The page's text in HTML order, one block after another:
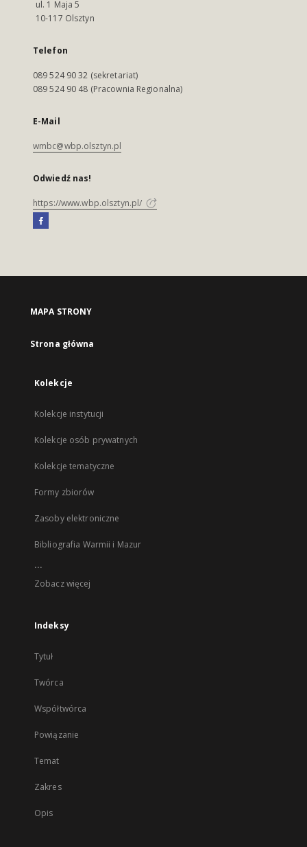
ul. 1 Maja 5
10-117 Olsztyn
Telefon
089 524 90 32 (sekretariat)
089 524 90 48 (Pracownia Regionalna)
E-Mail
wmbc@wbp.olsztyn.pl
Odwiedź nas!
https://www.wbp.olsztyn.pl/
MAPA STRONY
Strona główna
Kolekcje
Kolekcje instytucji
Kolekcje osób prywatnych
Kolekcje tematyczne
Formy zbiorów
Zasoby elektroniczne
Bibliografia Warmii i Mazur
...
Zobacz więcej
Indeksy
Tytuł
Twórca
Współtwórca
Powiązanie
Temat
Zakres
Opis